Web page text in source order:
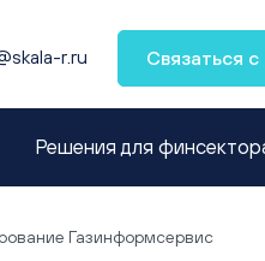
r.ru Связаться
Решения для
Газинформсервис